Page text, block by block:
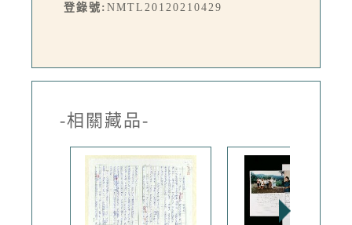
登錄號: NMTL20120210429
-相關藏品-